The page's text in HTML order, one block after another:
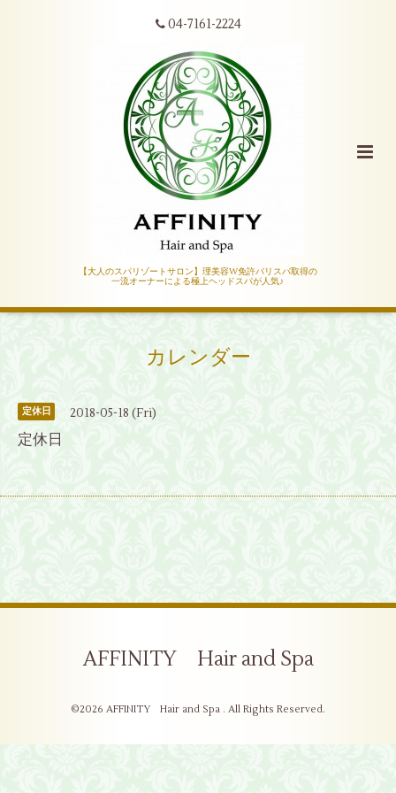
04-7161-2224
【大人のスパリゾートサロン】理美容W免許バリスパ取得の
一流オーナーによる極上ヘッドスパが人気♪
カレンダー
定休日 2018-05-18 (Fri)
定休日
AFFINITY Hair and Spa
©2026 AFFINITY Hair and Spa . All Rights Reserved.